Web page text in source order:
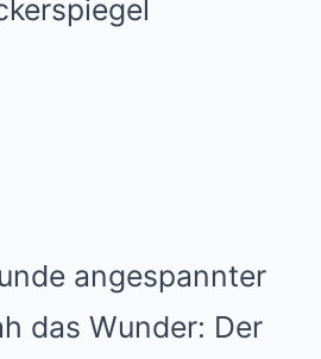
angespannter
das Wunder: Der